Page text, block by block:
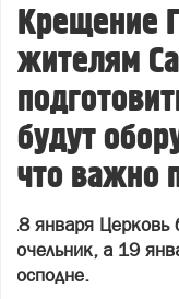
Крещение
жителям
будут
что важно
18 января
сочельник, а 19
Господне.